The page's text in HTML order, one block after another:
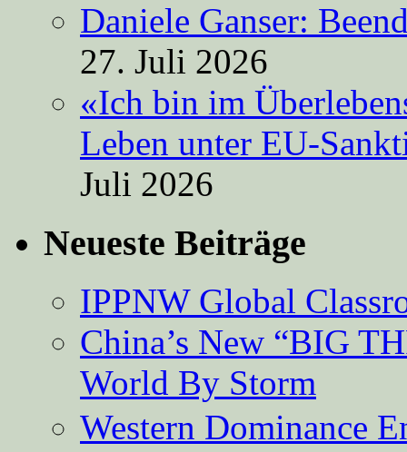
Daniele Ganser:
27. Juli 2026
«Ich bin im
Leben unter EU-
Juli 2026
Neueste Beiträge
IPPNW Global
China’s New “BIG
World By Storm
Western Dominance